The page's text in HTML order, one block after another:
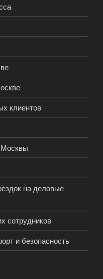
клиентов
Москвы
на деловые
сотрудников
и безопасность